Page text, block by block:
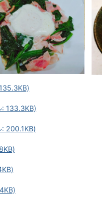
: 133.3KB)
: 200.1KB)